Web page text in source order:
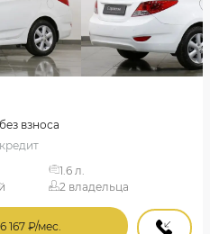
взноса
1.6 л.
2 владельца
167 ₽/мес.